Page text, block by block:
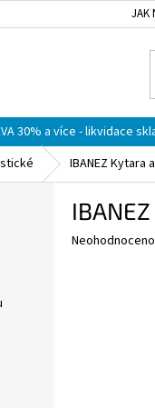
JAK
30% a více - likvidace
IBANEZ Kytara
Průměrné
Neohodnoceno